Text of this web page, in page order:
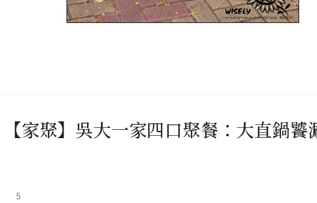
【家聚】吳大一家四口聚餐：大直鍋饕
5